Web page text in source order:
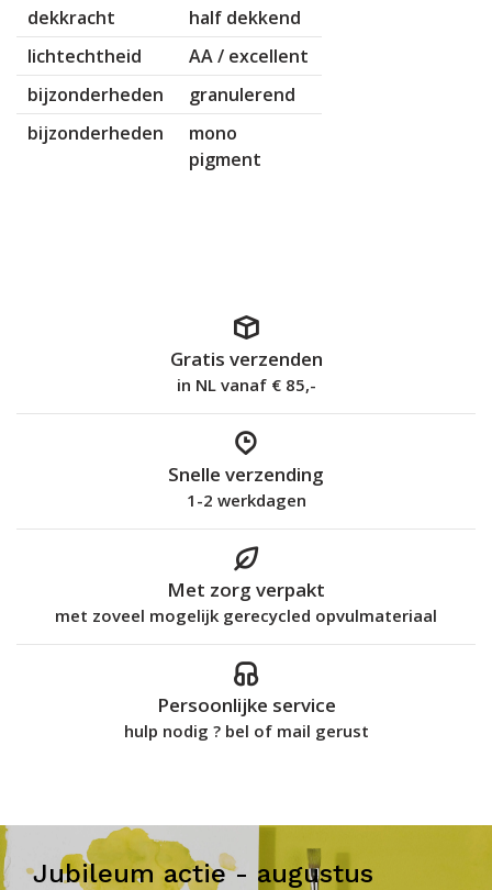
dekkracht
half dekkend
lichtechtheid
AA / excellent
bijzonderheden
granulerend
bijzonderheden
mono
pigment
Gratis verzenden
in NL vanaf € 85,-
Snelle verzending
1-2 werkdagen
Met zorg verpakt
met zoveel mogelijk gerecycled opvulmateriaal
Persoonlijke service
hulp nodig ? bel of mail gerust
Jubileum actie - augustus